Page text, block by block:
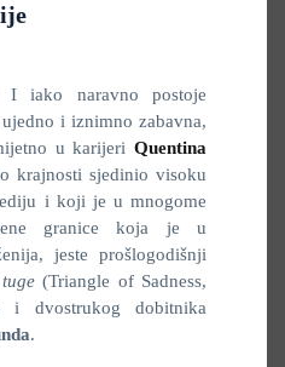
I iako naravno postoje
i iznimno zabavna,
u karijeri Quentina
krajnosti sjedinio visoku
i koji je u mnogome
granice koja je u
jeste prošlogodišnji
(Triangle of Sadness,
i dvostrukog dobitnika
.